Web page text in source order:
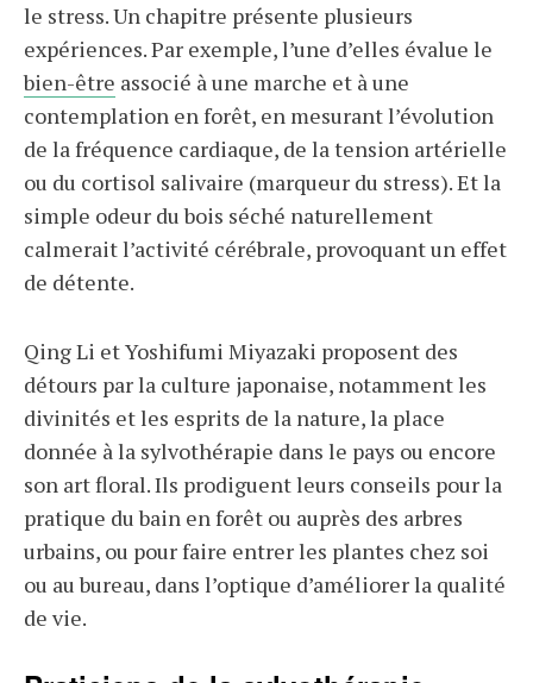
le stress. Un chapitre présente plusieurs
expériences. Par exemple, l’une d’elles évalue le
bien-être associé à une marche et à une
contemplation en forêt, en mesurant l’évolution
de la fréquence cardiaque, de la tension artérielle
ou du cortisol salivaire (marqueur du stress). Et la
simple odeur du bois séché naturellement
calmerait l’activité cérébrale, provoquant un effet
de détente.
Qing Li et Yoshifumi Miyazaki proposent des
détours par la culture japonaise, notamment les
divinités et les esprits de la nature, la place
donnée à la sylvothérapie dans le pays ou encore
son art floral. Ils prodiguent leurs conseils pour la
pratique du bain en forêt ou auprès des arbres
urbains, ou pour faire entrer les plantes chez soi
ou au bureau, dans l’optique d’améliorer la qualité
de vie.